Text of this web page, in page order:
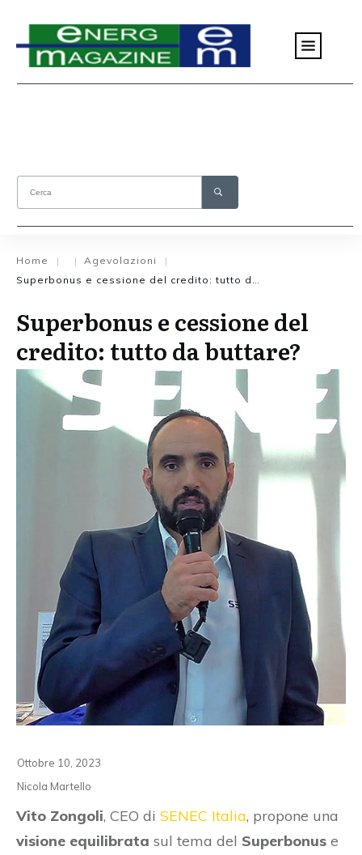
Home | | Agevolazioni
|
Superbonus e cessione del
credito: tutto da buttare?
Ottobre 10, 2023
Nicola Martello
Vito Zongoli, CEO di SENEC Italia, propone una
visione equilibrata sul tema del Superbonus e